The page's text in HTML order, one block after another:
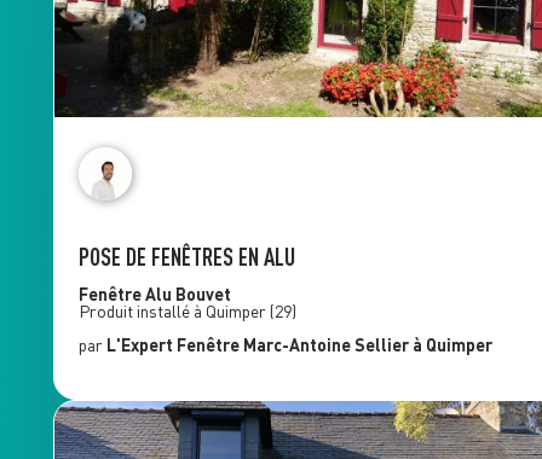
POSE DE FENÊTRES EN ALU
Fenêtre Alu Bouvet
Produit installé à Quimper (29)
par L'Expert Fenêtre Marc-Antoine Sellier à Quimper